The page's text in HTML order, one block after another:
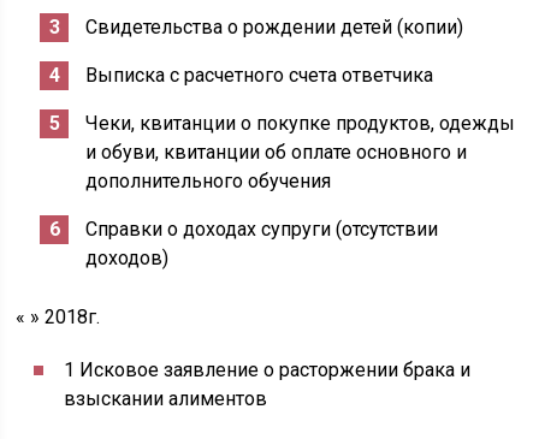
Свидетельства о рождении детей (копии)
Выписка с расчетного счета ответчика
Чеки, квитанции о покупке продуктов, одежды
и обуви, квитанции об оплате основного и
дополнительного обучения
Справки о доходах супруги (отсутствии
доходов)
« » 2018г.
1 Исковое заявление о расторжении брака и
взыскании алиментов